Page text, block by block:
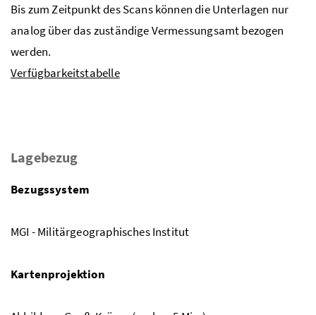
Bis zum Zeitpunkt des Scans können die Unterlagen nur
analog über das zuständige Vermessungsamt bezogen
werden.
Verfügbarkeitstabelle
Lagebezug
Bezugssystem
MGI - Militärgeographisches Institut
Kartenprojektion